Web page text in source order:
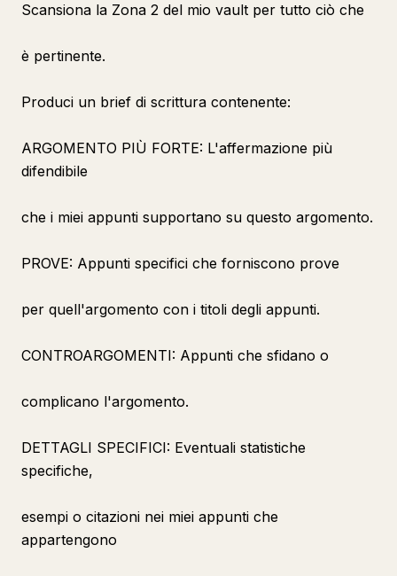
Scansiona la Zona 2 del mio vault per tutto ciò che
è pertinente.
Produci un brief di scrittura contenente:
ARGOMENTO PIÙ FORTE: L'affermazione più
difendibile
che i miei appunti supportano su questo argomento.
PROVE: Appunti specifici che forniscono prove
per quell'argomento con i titoli degli appunti.
CONTROARGOMENTI: Appunti che sfidano o
complicano l'argomento.
DETTAGLI SPECIFICI: Eventuali statistiche
specifiche,
esempi o citazioni nei miei appunti che
appartengono